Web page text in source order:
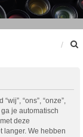
“ons”, “onze”,
ga je automatisch
deze
langer. We hebben